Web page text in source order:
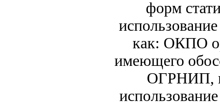
форм
как: ОКПО
имеющего
ОГРНИП,